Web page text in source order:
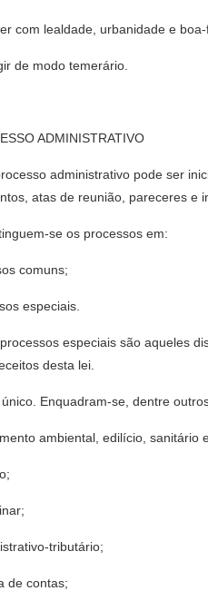
com lealdade, urbanidade e boa-
de modo temerário.
ADMINISTRATIVO
administrativo pode ser
atas de reunião, pareceres e
se os processos em:
comuns;
especiais.
especiais são aqueles
desta lei.
Enquadram-se, dentre
ambiental, edilício, sanitário
tributário;
de contas;